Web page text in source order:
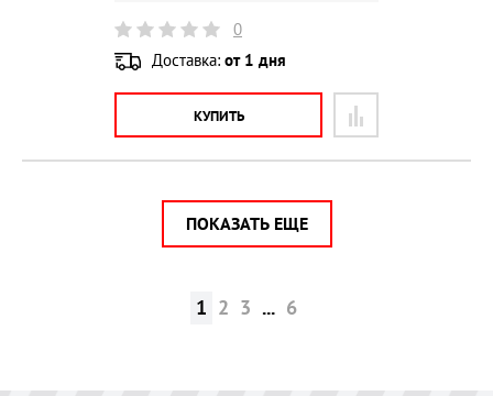
0
Доставка: от 1 дня
КУПИТЬ
ПОКАЗАТЬ ЕЩЕ
1 2 3 ... 6